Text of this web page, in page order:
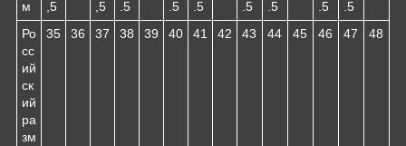
м ,5 ,5 .5 .5 .5 .5 .5 .5
.5
Ро
сс
ий
ск
ий
ра
зм
35 36 37 38 39 40 41 42 43 44 45 46 47 48